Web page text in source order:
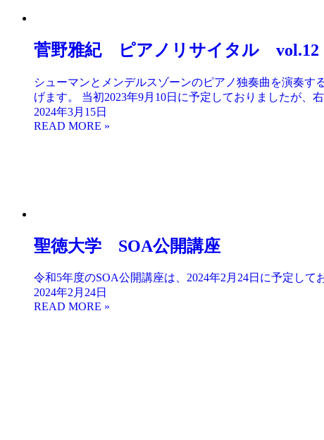
菅野雅紀 ピアノリサイタル vol.12
シューマンとメンデルスゾーンのピアノ独奏曲を演奏
げます。 当初2023年9月10日に予定しておりましたが、
2024年3月15日
聖徳大学 SOA公開講座
令和5年度のSOA公開講座は、2024年2月24日に予定して
2024年2月24日